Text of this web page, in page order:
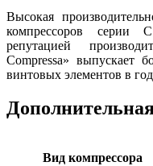
Высокая
компрессоров серии
репутацией
Compressa» выпускает
винтовых элементов в
Вид компрессора